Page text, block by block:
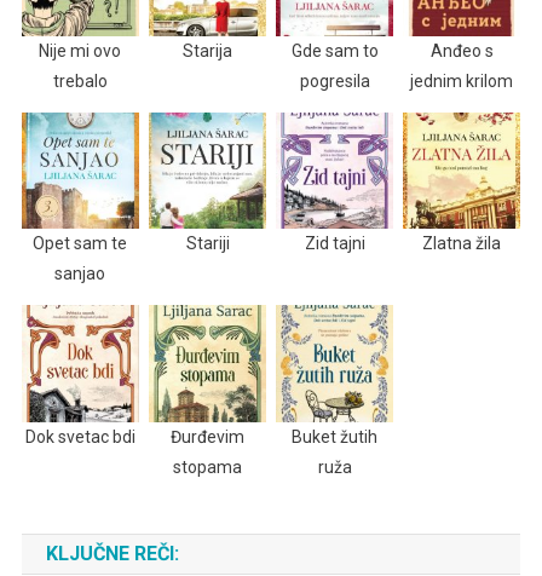
Nije mi ovo
trebalo
Starija
Gde sam to
pogresila
Anđeo s
jednim krilom
Opet sam te
sanjao
Stariji Zid tajni Zlatna žila
Dok svetac bdi
Đurđevim
stopama
Buket žutih
ruža
KLJUČNE REČI: